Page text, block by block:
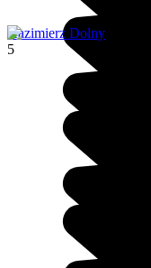
Kazimierz Dolny
5